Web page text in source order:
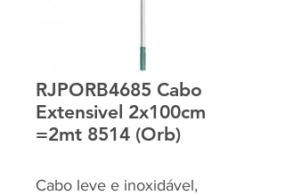
RJPORB4685 Cabo
Extensivel 2x100cm
=2mt 8514 (Orb)
Cabo leve e inoxidável,